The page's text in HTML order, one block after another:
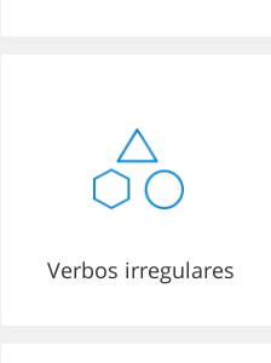
Verbos irregulares